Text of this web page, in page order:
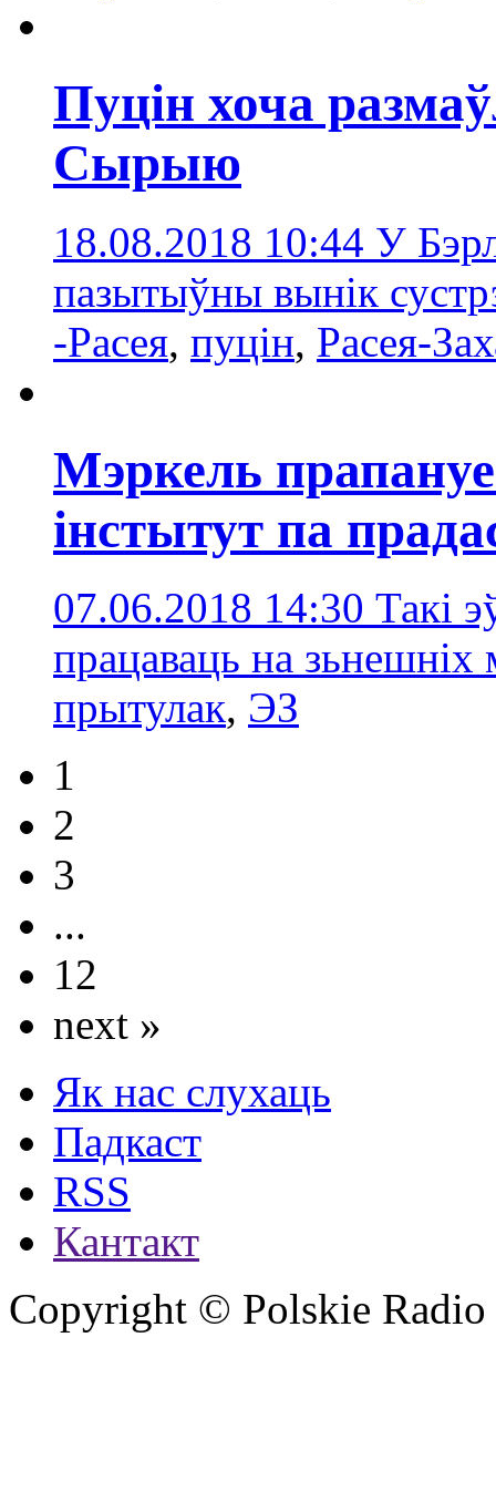
Пуцін хоча
Сырыю
18.08.2018 10:44 У
пазытыўны вынік
-Расея, пуцін, Расея-
Мэркель
інстытут па
07.06.2018 14:30 Такі
працаваць на
прытулак, ЭЗ
1
2
3
...
12
next »
Як нас слухаць
Падкаст
RSS
Кантакт
Copyright © Polskie